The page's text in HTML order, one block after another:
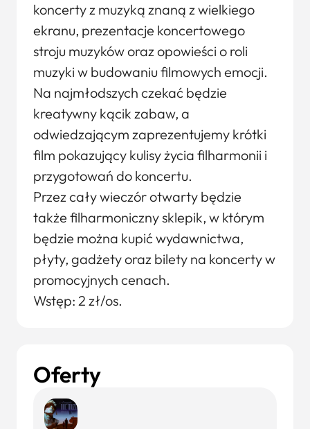
koncerty z muzyką znaną z wielkiego
ekranu, prezentacje koncertowego
stroju muzyków oraz opowieści o roli
muzyki w budowaniu filmowych emocji.
Na najmłodszych czekać będzie
kreatywny kącik zabaw, a
odwiedzającym zaprezentujemy krótki
film pokazujący kulisy życia filharmonii i
przygotowań do koncertu.
Przez cały wieczór otwarty będzie
także filharmoniczny sklepik, w którym
będzie można kupić wydawnictwa,
płyty, gadżety oraz bilety na koncerty w
promocyjnych cenach.
Wstęp: 2 zł/os.
Oferty